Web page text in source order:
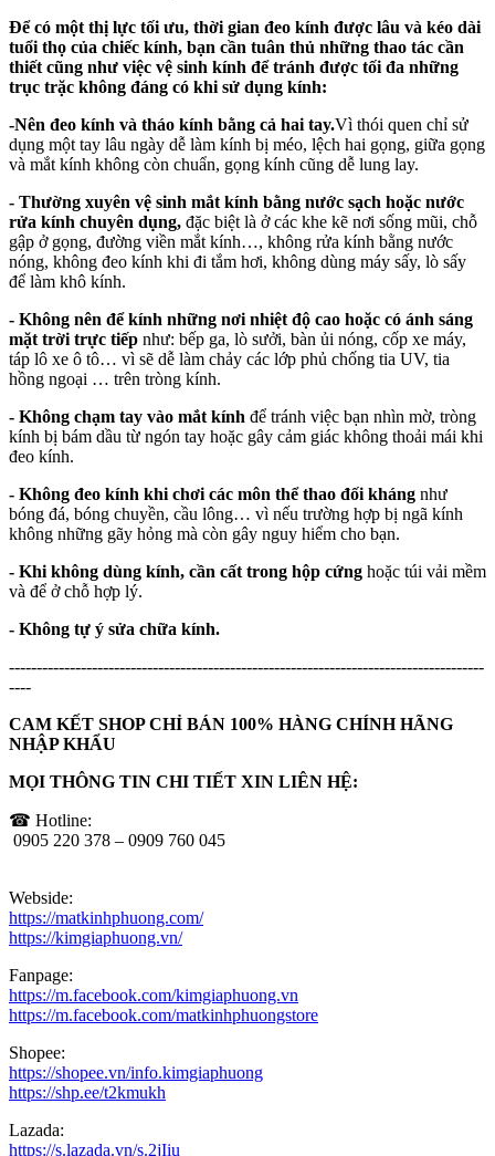
Để có một thị lực tối ưu, thời gian đeo kính được lâu và kéo dài
tuổi thọ của chiếc kính, bạn cần tuân thủ những thao tác cần
thiết cũng như việc vệ sinh kính để tránh được tối đa những
trục trặc không đáng có khi sử dụng kính:
-Nên đeo kính và tháo kính bằng cả hai tay.Vì thói quen chỉ sử
dụng một tay lâu ngày dễ làm kính bị méo, lệch hai gọng, giữa gọng
và mắt kính không còn chuẩn, gọng kính cũng dễ lung lay.
- Thường xuyên vệ sinh mắt kính bằng nước sạch hoặc nước
rửa kính chuyên dụng, đặc biệt là ở các khe kẽ nơi sống mũi, chỗ
gập ở gọng, đường viền mắt kính…, không rửa kính bằng nước
nóng, không đeo kính khi đi tắm hơi, không dùng máy sấy, lò sấy
để làm khô kính.
- Không nên để kính những nơi nhiệt độ cao hoặc có ánh sáng
mặt trời trực tiếp như: bếp ga, lò sưởi, bàn ủi nóng, cốp xe máy,
táp lô xe ô tô… vì sẽ dễ làm chảy các lớp phủ chống tia UV, tia
hồng ngoại … trên tròng kính.
- Không chạm tay vào mắt kính để tránh việc bạn nhìn mờ, tròng
kính bị bám dầu từ ngón tay hoặc gây cảm giác không thoải mái khi
đeo kính.
- Không đeo kính khi chơi các môn thể thao đối kháng như
bóng đá, bóng chuyền, cầu lông… vì nếu trường hợp bị ngã kính
không những gãy hỏng mà còn gây nguy hiểm cho bạn.
- Khi không dùng kính, cần cất trong hộp cứng hoặc túi vải mềm
và để ở chỗ hợp lý.
- Không tự ý sửa chữa kính.
--------------------------------------------------------------------------------------
----
CAM KẾT SHOP CHỈ BÁN 100% HÀNG CHÍNH HÃNG
NHẬP KHẨU
MỌI THÔNG TIN CHI TIẾT XIN LIÊN HỆ:
☎ Hotline:
0905 220 378 – 0909 760 045
Webside:
https://matkinhphuong.com/
https://kimgiaphuong.vn/
Fanpage:
https://m.facebook.com/kimgiaphuong.vn
https://m.facebook.com/matkinhphuongstore
Shopee:
https://shopee.vn/info.kimgiaphuong
https://shp.ee/t2kmukh
Lazada:
https://s.lazada.vn/s.2jIiu